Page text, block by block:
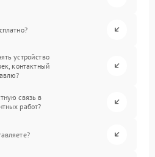
устройство
контактный
связь в
работ?